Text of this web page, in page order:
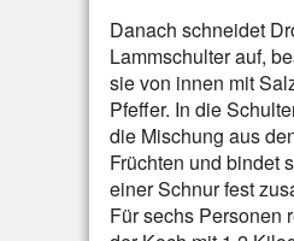
Danach schneidet
Lammschulter auf,
sie von innen mit
Pfeffer. In die
die Mischung aus
Früchten und bindet
einer Schnur fest
Für sechs Personen